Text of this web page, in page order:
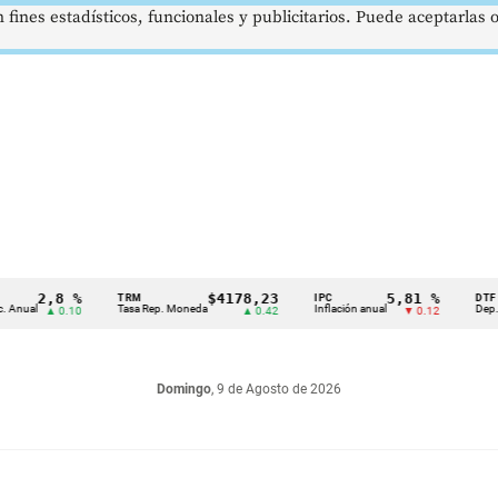
2,8 %
▲ 0.10 Tasa Rep. Moneda
$4178,23
▲ 0.42 Inflación anual
5,81 %
▼ 0.12 Dep.
Domingo, 9 de Agosto de 2026
estadísticos, funcionales y publicitarios. Puede aceptarlas